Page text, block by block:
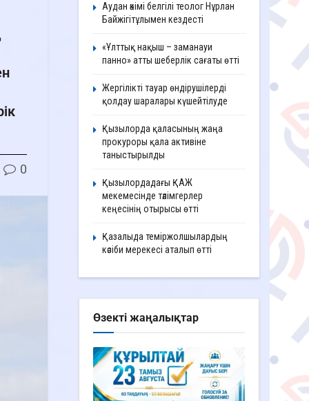
0
Аудан әкімі белгілі теолог Нұрлан
Байжігітұлымен кездесті
«Ұлттық нақыш – заманауи
панно» атты шеберлік сағаты өтті
Жергілікті тауар өндірушілерді
қолдау шаралары күшейтілуде
Қызылорда қаласының жаңа
прокуроры қала активіне
таныстырылды
Қызылордадағы ҚАЖ
мекемесінде тәлімгерлер
кеңесінің отырысы өтті
Қазалыда теміржолшылардың
кәсіби мерекесі аталып өтті
Өзекті жаңалықтар